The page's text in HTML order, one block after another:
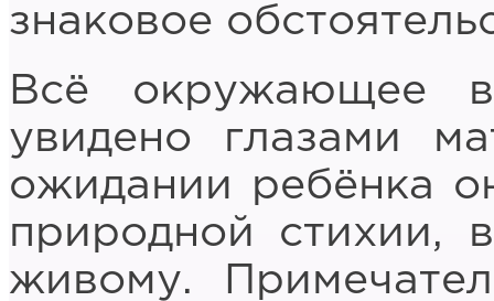
знаковое
Всё окружающее
увидено глазами
ожидании ребёнка
природной стихии,
живому.